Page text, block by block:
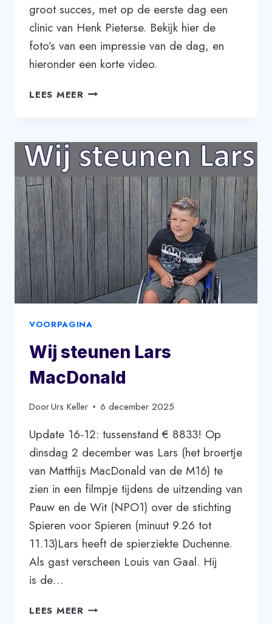
groot succes, met op de eerste dag een
clinic van Henk Pieterse. Bekijk hier de
foto’s van een impressie van de dag, en
hieronder een korte video.
LEES MEER FOTO’S
2025
VOORPAGINA
Wij steunen Lars
MacDonald
DoorUrs Keller 6 december 2025
Update 16-12: tussenstand € 8833! Op
dinsdag 2 december was Lars (het broertje
van Matthijs MacDonald van de M16) te
zien in een filmpje tijdens de uitzending van
Pauw en de Wit (NPO1) over de stichting
Spieren voor Spieren (minuut 9.26 tot
11.13)Lars heeft de spierziekte Duchenne.
Als gast verscheen Louis van Gaal. Hij
is de…
LEES MEER WIJ